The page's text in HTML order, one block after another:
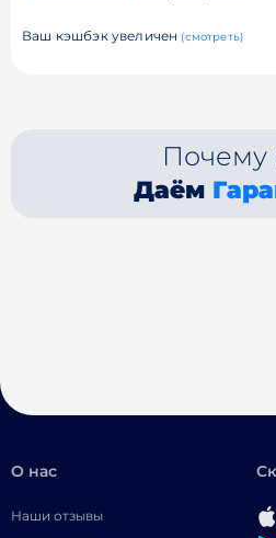
Ваш кэшбэк увеличен (смотреть)
Почему
Даём
О нас
Наши отзывы